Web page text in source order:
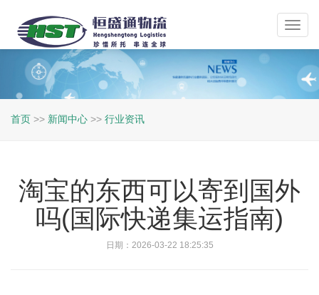
首页 >> 新闻中心 >> 行业资讯
淘宝的东西可以寄到国外
吗(国际快递集运指南)
日期：2026-03-22 18:25:35